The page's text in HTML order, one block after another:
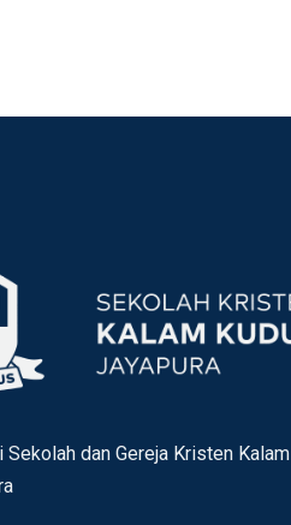
dan Gereja Kristen Kalam